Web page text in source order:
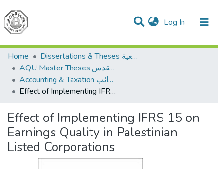
Log In (current)
Communities & Collections
All of DSpace
Home
Dissertations & Theses الرسائل الجامعية
AQU Master Theses الرسائل الجامعية الخاصة بجامعة القدس
Accounting & Taxation المحاسبة والضرائب
Effect of Implementing IFRS 15 on Earnings Quality in Palestinian Listed Corporations
Effect of Implementing IFRS 15 on
Earnings Quality in Palestinian
Listed Corporations